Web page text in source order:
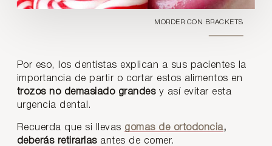
MORDER CON BRACKETS
Por eso, los dentistas explican a sus pacientes la
importancia de partir o cortar estos alimentos en
trozos no demasiado grandesy así evitar esta
urgencia dental.
Recuerda que si llevas gomas de ortodoncia,
deberás retirarlasantes de comer.